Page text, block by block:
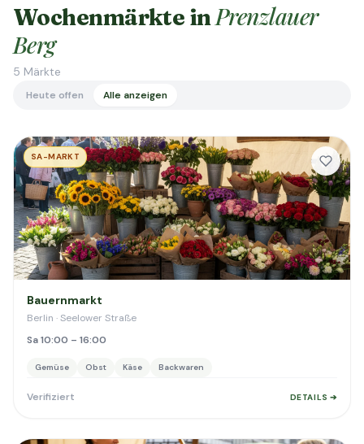
Wochenmärkte inPrenzlauer
Berg
5 Märkte
Heute offen Alle anzeigen
SA-MARKT
Bauernmarkt
Berlin · Seelower Straße
Sa 10:00 – 16:00
Gemüse Obst Käse Backwaren
Verifiziert DETAILS ➔